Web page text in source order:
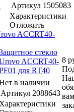
Артикул 1505083
Характеристики
Отложить
ACCRT40-
стекло
ACCRT40-
для RT40
в наличии
Артикул 2088643
Характеристики
8